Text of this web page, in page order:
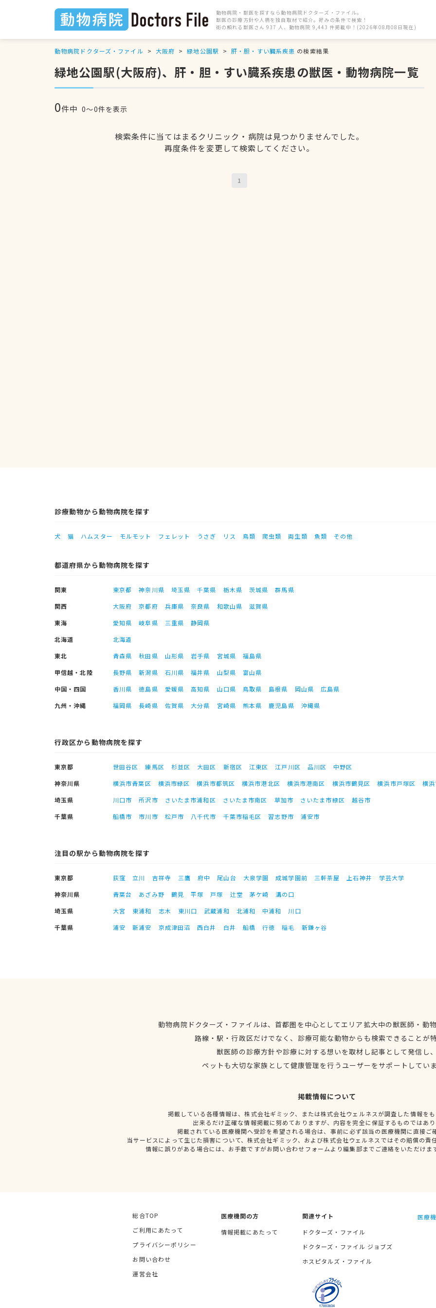
動物病院・獣医を探すなら動物病院ドクターズ・ファイル。
獣医の診療方針や人柄を独自取材で紹介。好みの条件で検索！
街の頼れる獣医さん 937 人、動物病院 9,443 件掲載中！(2026年08月08日現在)
動物病院ドクターズ・ファイル 大阪府 緑地公園駅 肝・胆・すい臓系疾患 の検索結果
緑地公園駅(大阪府)、肝・胆・すい臓系疾患の獣医・動物病院一覧
0件中 0〜0件を表示
検索条件に当てはまるクリニック・病院は見つかりませんでした。
再度条件を変更して検索してください。
1
診療動物から動物病院を探す
犬 猫 ハムスター モルモット フェレット うさぎ リス 鳥類 爬虫類 両生類 魚類 その他
都道府県から動物病院を探す
関東 東京都 神奈川県 埼玉県 千葉県 栃木県 茨城県
群馬県
関西
大阪府 京都府 兵庫県 奈良県 和歌山県
滋賀県
東海
愛知県 岐阜県 三重県
静岡県
北海道
北海道
東北
青森県 秋田県 山形県 岩手県 宮城県
福島県
甲信越・北陸
長野県 新潟県 石川県 福井県 山梨県
富山県
中国・四国
香川県 徳島県 愛媛県 高知県 山口県 鳥取県 島根県 岡山県
広島県
九州・沖縄
福岡県 長崎県 佐賀県 大分県 宮崎県 熊本県 鹿児島県 沖縄県
行政区から動物病院を探す
東京都 世田谷区 練馬区 杉並区 大田区 新宿区 江東区 江戸川区 品川区
中野区
神奈川県
横浜市青葉区 横浜市緑区 横浜市都筑区 横浜市港北区 横浜市港南区 横浜市鶴見区 横浜市戸塚区
横
埼玉県
川口市 所沢市 さいたま市浦和区 さいたま市南区 草加市 さいたま市緑区
越谷市
千葉県
船橋市 市川市 松戸市 八千代市 千葉市稲毛区 習志野市 浦安市
注目の駅から動物病院を探す
東京都 荻窪 立川 吉祥寺 三鷹 府中 尾山台 大泉学園 成城学園前 三軒茶屋 上石神井
学芸大学
神奈川県
青葉台 あざみ野 鶴見 平塚 戸塚 辻堂 茅ケ崎
溝の口
埼玉県
大宮 東浦和 志木 東川口 武蔵浦和 北浦和 中浦和
川口
千葉県
浦安 新浦安 京成津田沼 西白井 白井 船橋 行徳 稲毛 新鎌ヶ谷
動物病院ドクターズ・ファイルは、首都圏を中心としてエリア拡大中の獣医師・動
路線・駅・行政区だけでなく、診療可能な動物からも検索できることが
獣医師の診療方針や診療に対する想いを取材し記事として発信し
ペットも大切な家族として健康管理を行うユーザーをサポートしてい
掲載情報について
掲載している各種情報は、株式会社ギミック、または株式会社ウェルネスが調査した情報を
出来るだけ正確な情報掲載に努めておりますが、内容を完全に保証するものではあ
掲載されている医療機関へ受診を希望される場合は、事前に必ず該当の医療機関に直接ご
当サービスによって生じた損害について、株式会社ギミック、および株式会社ウェルネスではその賠償の責
情報に誤りがある場合には、お手数ですがお問い合わせフォームより編集部までご連絡をいただけま
総合TOP
ご利用にあたって
プライバシーポリシー
お問い合わせ
運営会社
医療機関の方
情報掲載にあたって
関連サイト
ドクターズ・ファイル
ドクターズ・ファイル ジョブズ
ホスピタルズ・ファイル
医療